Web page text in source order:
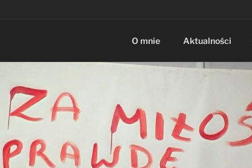
O mnie Aktualności